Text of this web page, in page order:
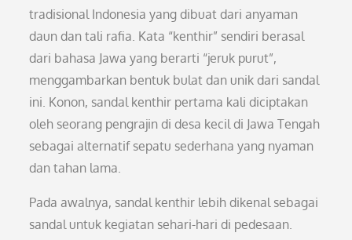
tradisional Indonesia yang dibuat dari anyaman
daun dan tali rafia. Kata “kenthir” sendiri berasal
dari bahasa Jawa yang berarti “jeruk purut”,
menggambarkan bentuk bulat dan unik dari sandal
ini. Konon, sandal kenthir pertama kali diciptakan
oleh seorang pengrajin di desa kecil di Jawa Tengah
sebagai alternatif sepatu sederhana yang nyaman
dan tahan lama.
Pada awalnya, sandal kenthir lebih dikenal sebagai
sandal untuk kegiatan sehari-hari di pedesaan.